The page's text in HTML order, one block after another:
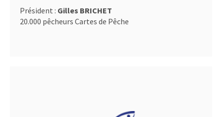
Président : Gilles BRICHET
20.000 pêcheurs Cartes de Pêche